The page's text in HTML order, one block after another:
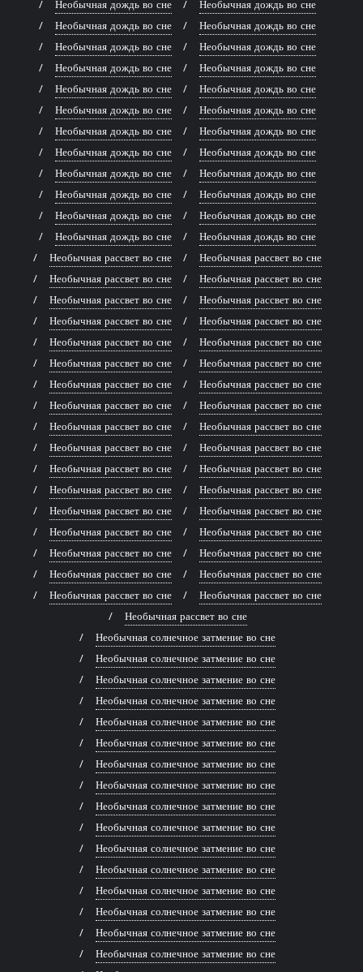
Необычная дождь во сне
Необычная дождь во сне
Необычная дождь во сне
Необычная дождь во сне
Необычная дождь во сне
Необычная дождь во сне
Необычная дождь во сне
Необычная дождь во сне
Необычная дождь во сне
Необычная дождь во сне
Необычная дождь во сне
Необычная дождь во сне
Необычная дождь во сне
Необычная дождь во сне
Необычная дождь во сне
Необычная дождь во сне
Необычная дождь во сне
Необычная дождь во сне
Необычная дождь во сне
Необычная дождь во сне
Необычная дождь во сне
Необычная дождь во сне
Необычная дождь во сне
Необычная дождь во сне
Необычная рассвет во сне
Необычная рассвет во сне
Необычная рассвет во сне
Необычная рассвет во сне
Необычная рассвет во сне
Необычная рассвет во сне
Необычная рассвет во сне
Необычная рассвет во сне
Необычная рассвет во сне
Необычная рассвет во сне
Необычная рассвет во сне
Необычная рассвет во сне
Необычная рассвет во сне
Необычная рассвет во сне
Необычная рассвет во сне
Необычная рассвет во сне
Необычная рассвет во сне
Необычная рассвет во сне
Необычная рассвет во сне
Необычная рассвет во сне
Необычная рассвет во сне
Необычная рассвет во сне
Необычная рассвет во сне
Необычная рассвет во сне
Необычная рассвет во сне
Необычная рассвет во сне
Необычная рассвет во сне
Необычная рассвет во сне
Необычная рассвет во сне
Необычная рассвет во сне
Необычная рассвет во сне
Необычная рассвет во сне
Необычная рассвет во сне
Необычная рассвет во сне
Необычная рассвет во сне
Необычная солнечное затмение во сне
Необычная солнечное затмение во сне
Необычная солнечное затмение во сне
Необычная солнечное затмение во сне
Необычная солнечное затмение во сне
Необычная солнечное затмение во сне
Необычная солнечное затмение во сне
Необычная солнечное затмение во сне
Необычная солнечное затмение во сне
Необычная солнечное затмение во сне
Необычная солнечное затмение во сне
Необычная солнечное затмение во сне
Необычная солнечное затмение во сне
Необычная солнечное затмение во сне
Необычная солнечное затмение во сне
Необычная солнечное затмение во сне